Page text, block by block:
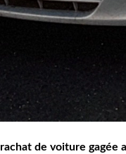
rachat de voiture gagée